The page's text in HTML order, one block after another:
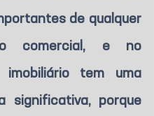
de qualquer
comercial, e no
imobiliário tem uma
significativa, porque